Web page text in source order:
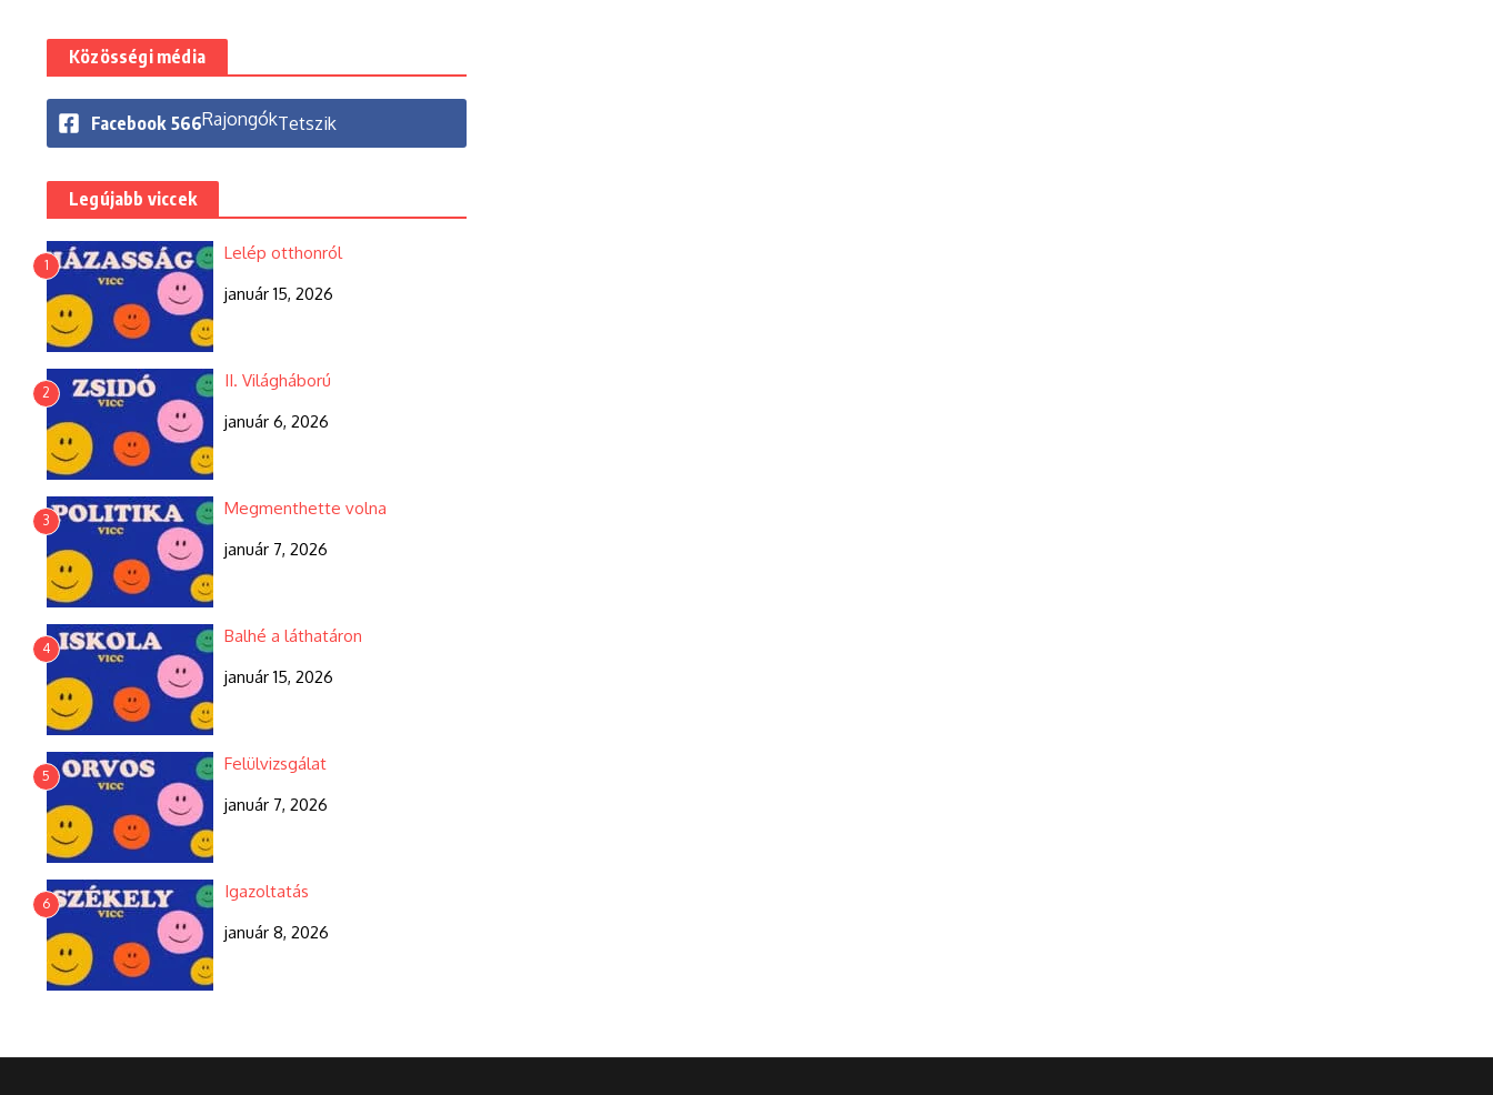
Közösségi média
Facebook 566RajongókTetszik
Legújabb viccek
1
Lelép otthonról
január 15, 2026
2
II. Világháború
január 6, 2026
3
Megmenthette volna
január 7, 2026
4
Balhé a láthatáron
január 15, 2026
5
Felülvizsgálat
január 7, 2026
6
Igazoltatás
január 8, 2026